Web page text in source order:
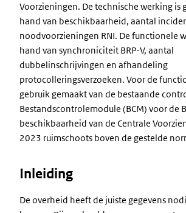
Voorzieningen. De technische werking is
hand van beschikbaarheid, aantal
noodvoorzieningen RNI. De functionele
hand van synchroniciteit BRP-V, aantal
dubbelinschrijvingen en afhandeling
protocolleringsverzoeken. Voor de
gebruik gemaakt van de bestaande
Bestandscontrolemodule (BCM) voor de
beschikbaarheid van de Centrale
2023 ruimschoots boven de gestelde
Inleiding
De overheid heeft de juiste gegevens